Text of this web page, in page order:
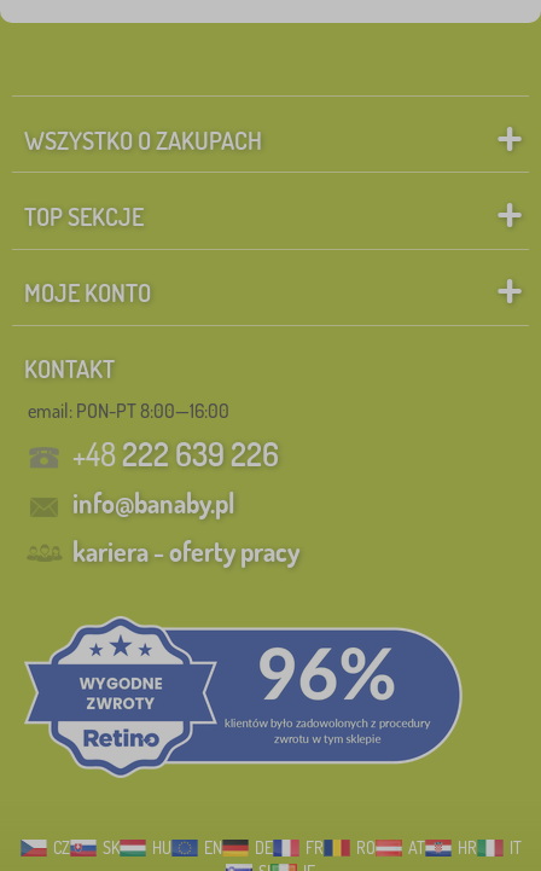
WSZYSTKO O ZAKUPACH
TOP SEKCJE
MOJE KONTO
KONTAKT
email: PON-PT 8:00—16:00
+48222 639 226
info@banaby.pl
kariera - oferty pracy
CZ SK HU EN DE FR RO AT HR
IT